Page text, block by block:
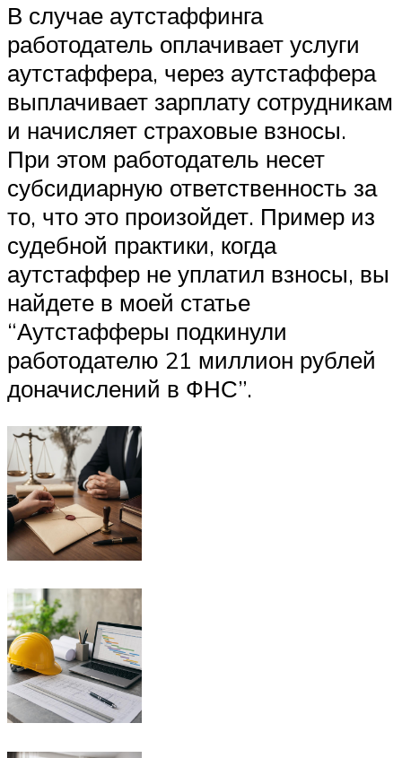
В случае аутстаффинга
работодатель оплачивает услуги
аутстаффера, через аутстаффера
выплачивает зарплату сотрудникам
и начисляет страховые взносы.
При этом работодатель несет
субсидиарную ответственность за
то, что это произойдет. Пример из
судебной практики, когда
аутстаффер не уплатил взносы, вы
найдете в моей статье
“Аутстафферы подкинули
работодателю 21 миллион рублей
доначислений в ФНС”.